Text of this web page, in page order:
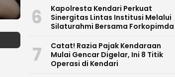
6
Kapolresta Kendari Perkuat
Sinergitas Lintas Institusi Melalui
Silaturahmi Bersama Forkopimda
7
Catat! Razia Pajak Kendaraan
Mulai Gencar Digelar, Ini 8 Titik
Operasi di Kendari